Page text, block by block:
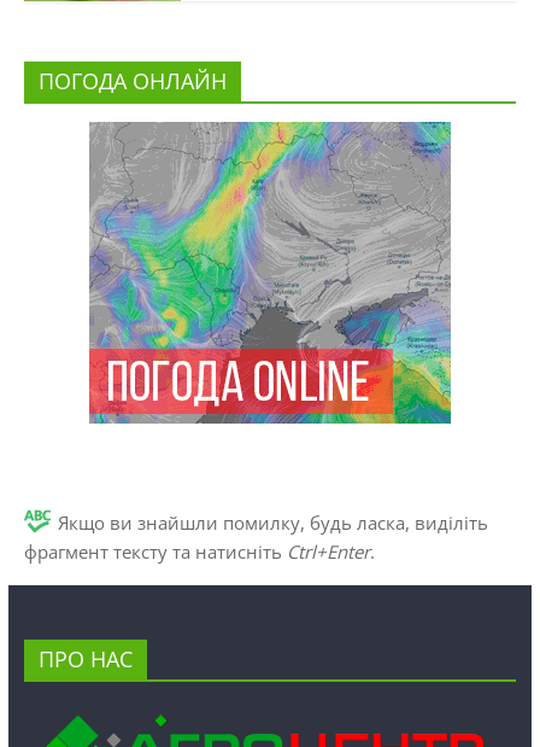
ПОГОДА ОНЛАЙН
Якщо ви знайшли помилку, будь ласка, виділіть
фрагмент тексту та натисніть Ctrl+Enter.
ПРО НАС